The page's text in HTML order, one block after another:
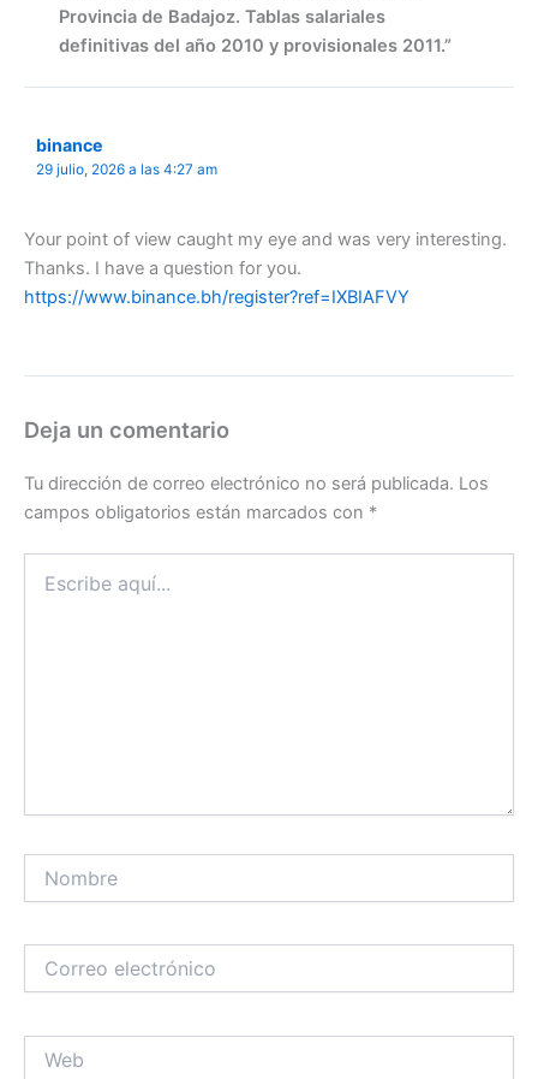
Provincia de Badajoz. Tablas salariales
definitivas del año 2010 y provisionales 2011.”
binance
29 julio, 2026 a las 4:27 am
Your point of view caught my eye and was very interesting.
Thanks. I have a question for you.
https://www.binance.bh/register?ref=IXBIAFVY
Deja un comentario
Tu dirección de correo electrónico no será publicada. Los
campos obligatorios están marcados con *
aquí...
electrónico